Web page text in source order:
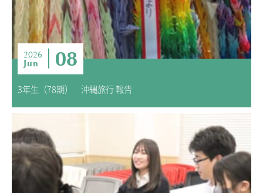
2026
Jun 08
3年生（78期） 沖縄旅行 報告